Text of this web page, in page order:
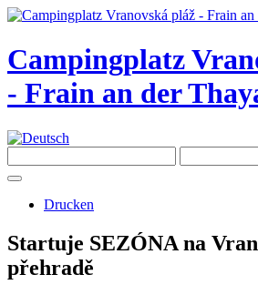
Campingplatz
- Frain an der
Drucken
Startuje SEZÓNA na
přehradě